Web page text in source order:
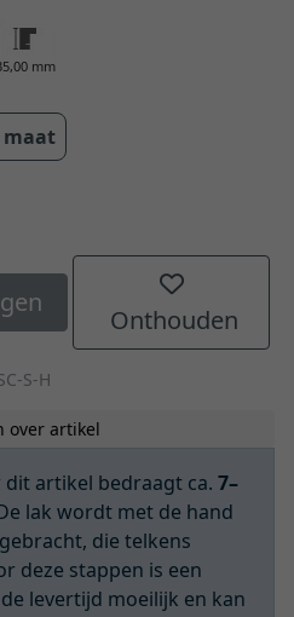
mm
maat
Onthouden
S-H
over artikel
artikel bedraagt ca. 7–
lak wordt met de hand
die telkens
deze stappen is een
levertijd moeilijk en kan